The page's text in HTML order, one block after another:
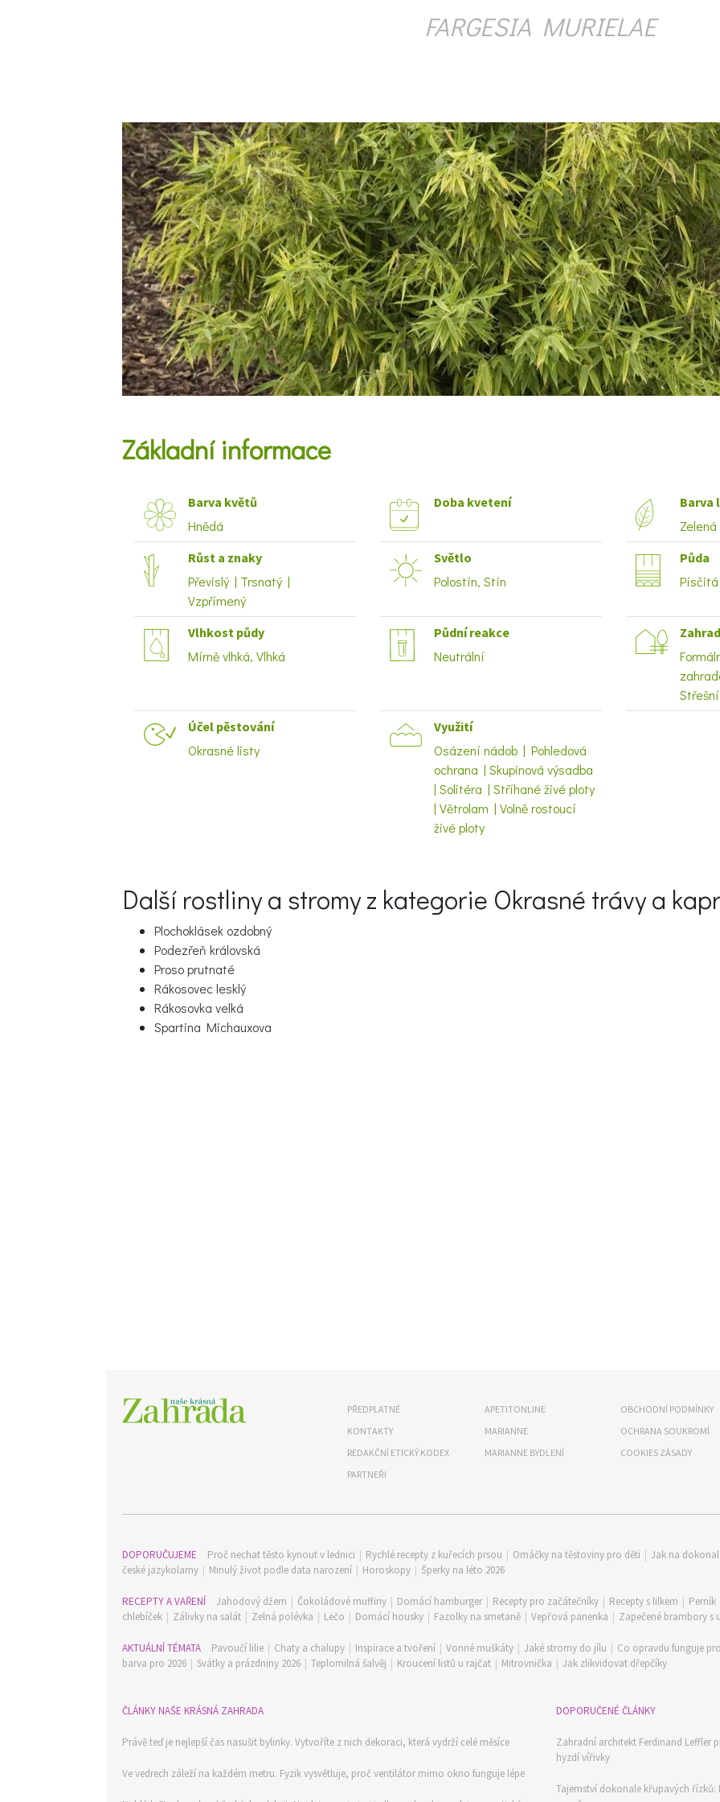
VIDEA VOLNÝ ČAS
Zahradní turistika
Zelená domácnost
Domácí mazlíčci
Dekorace
Zajímavosti
SOUTĚŽTE O CENY
FARGESIA MURIELAE
Základní informace
Barva květů
Hnědá
Doba kvetení Barva
Zelená
Růst a znaky
Převislý | Trsnatý |
Vzpřímený
Světlo
Polostín, Stín
Půda
Písčitá
Vlhkost půdy
Mírně vlhká, Vlhká
Půdní reakce
Neutrální
Účel pěstování
Okrasné listy
Využití
Osázení nádob | Pohledová
ochrana | Skupinová výsadba
| Solitéra | Stříhané živé ploty
| Větrolam | Volně rostoucí
živé ploty
Další rostliny a stromy z kategorie Okrasné trávy a
Plochoklásek ozdobný
Podezřeň královská
Proso prutnaté
Rákosovec lesklý
Rákosovka velká
Spartina Michauxova
PŘEDPLATNÉ
KONTAKTY
REDAKČNÍ ETICKÝ KODEX
PARTNEŘI
APETITONLINE
MARIANNE
MARIANNE BYDLENÍ
OBCHODNÍ PODMÍNKY
OCHRANA SOUKROMÍ
COOKIES ZÁSADY
DOPORUČUJEME Proč nechat těsto kynout v lednici | Rychlé recepty z kuřecích prsou | Omáčky na těstoviny pro děti | Jak na
české jazykolamy | Minulý život podle data narození | Horoskopy | Šperky na léto 2026
RECEPTY A VAŘENÍ Jahodový džem | Čokoládové muffiny | Domácí hamburger | Recepty pro začátečníky | Recepty s lilkem | Perník
chlebíček | Zálivky na salát | Zelná polévka | Lečo | Domácí housky | Fazolky na smetaně | Vepřová panenka | Zapečené brambory s
AKTUÁLNÍ TÉMATA Pavoučí lilie | Chaty a chalupy | Inspirace a tvoření | Vonné muškáty | Jaké stromy do jílu | Co opravdu funguje
barva pro 2026 | Svátky a prázdniny 2026 | Teplomilná šalvěj | Kroucení listů u rajčat | Mitrovnička | Jak zlikvidovat dřepčíky
ČLÁNKY NAŠE KRÁSNÁ ZAHRADA
Právě teď je nejlepší čas nasušit bylinky. Vytvoříte z nich dekoraci, která vydrží celé měsíce
Ve vedrech záleží na každém metru. Fyzik vysvětluje, proč ventilátor mimo okno funguje lépe
DOPORUČENÉ ČLÁNKY
Zahradní architekt Ferdinand Leffler
hyzdí vířivky
Tajemství dokonale křupavých